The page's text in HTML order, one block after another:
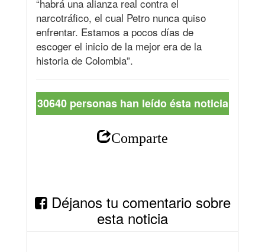
“habrá una alianza real contra el
narcotráfico, el cual Petro nunca quiso
enfrentar. Estamos a pocos días de
escoger el inicio de la mejor era de la
historia de Colombia”.
30640 personas han leído ésta noticia
Comparte
Déjanos tu comentario sobre
esta noticia